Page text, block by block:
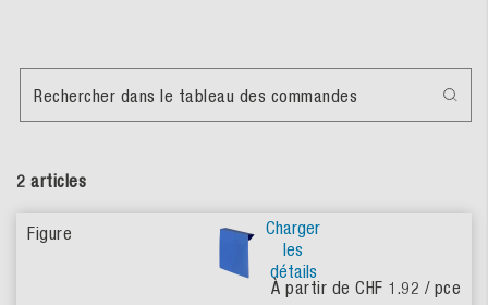
2 articles
Rechercher dans le tableau des commandes
Charger
les
détails
À partir de CHF 1.92 / pce